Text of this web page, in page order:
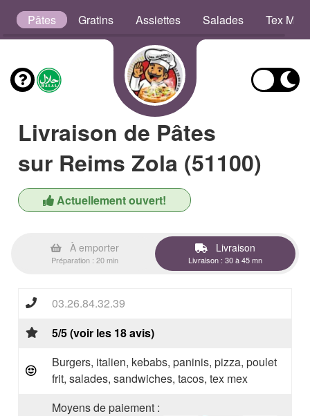
Pâtes Gratins Assiettes Salades Tex Mex
Livraison de Pâtes
sur Reims Zola (51100)
Actuellement ouvert!
À emporter
Préparation : 20 min
Livraison
Livraison : 30 à 45 mn
03.26.84.32.39
5/5 (voir les 18 avis)
Burgers, italien, kebabs, paninis, pizza, poulet
frit, salades, sandwiches, tacos, tex mex
Moyens de paiement :